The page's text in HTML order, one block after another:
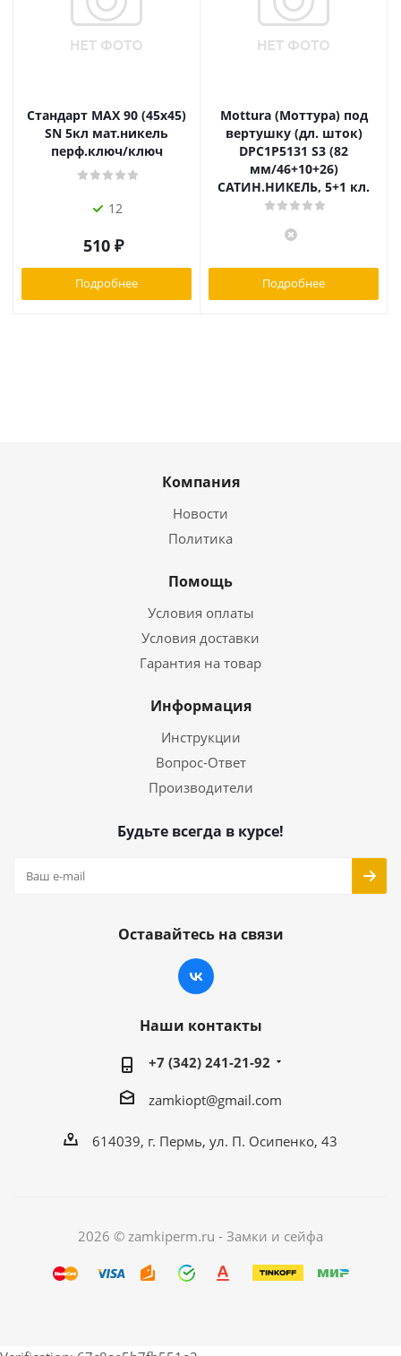
Стандарт MAX 90 (45х45)
SN 5кл мат.никель
перф.ключ/ключ
12
510 ₽
Подробнее
Mottura (Моттура) под
вертушку (дл. шток)
DPC1P5131 S3 (82
мм/46+10+26)
САТИН.НИКЕЛЬ, 5+1 кл.
Подробнее
Компания
Новости
Политика
Помощь
Условия оплаты
Условия доставки
Гарантия на товар
Информация
Инструкции
Вопрос-Ответ
Производители
Будьте всегда в курсе!
Оставайтесь на связи
Наши контакты
+7 (342) 241-21-92
zamkiopt@gmail.com
614039, г. Пермь, ул. П. Осипенко, 43
2026 © zamkiperm.ru - Замки и сейфа